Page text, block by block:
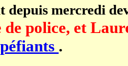
depuis mercredi
de police, et
.